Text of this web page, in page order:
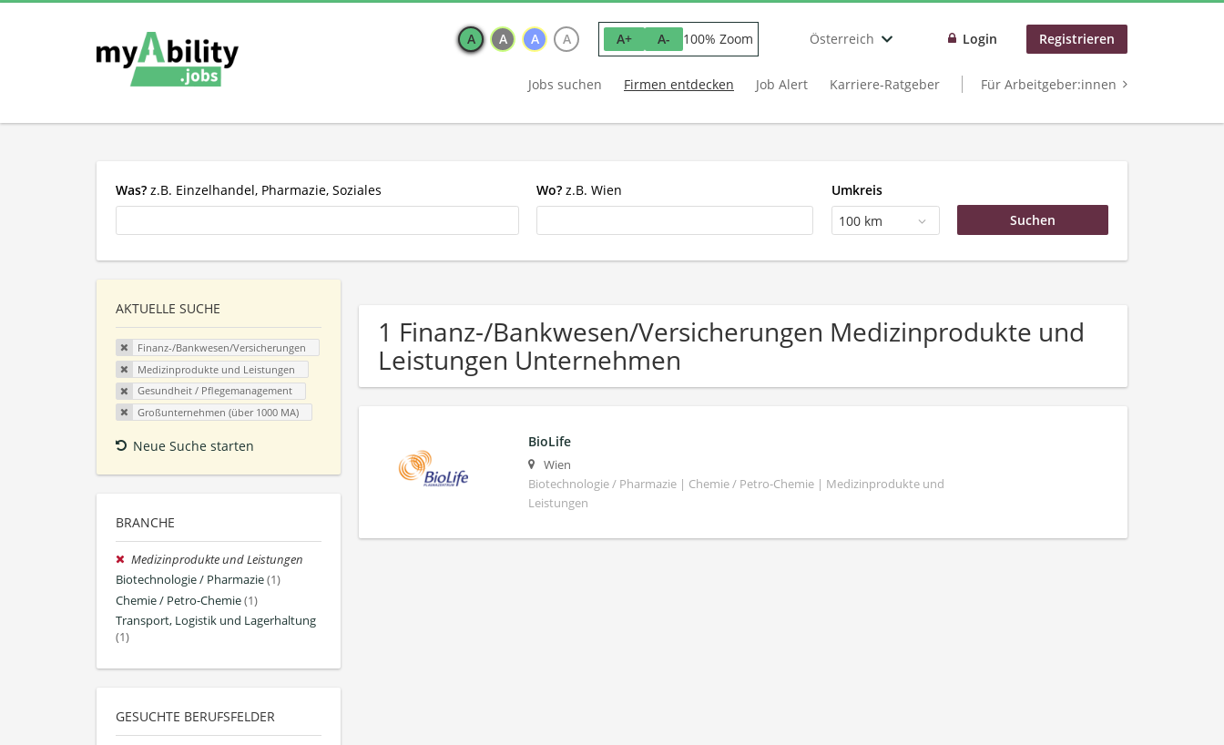
A A A A A+ A- 100% Zoom Österreich Login Registrieren
Jobs suchen Firmen entdecken Job Alert Karriere-Ratgeber Für Arbeitgeber:innen
Was? z.B. Einzelhandel, Pharmazie, Soziales Wo? z.B. Wien
Umkreis
100 km
AKTUELLE SUCHE
Finanz-/Bankwesen/Versicherungen
Medizinprodukte und Leistungen
Gesundheit / Pflegemanagement
Großunternehmen (über 1000 MA)
Neue Suche starten
BRANCHE
Medizinprodukte und Leistungen
Biotechnologie / Pharmazie(1)
Chemie / Petro-Chemie(1)
Transport, Logistik und Lagerhaltung
(1)
GESUCHTE BERUFSFELDER
1 Finanz-/Bankwesen/Versicherungen Medizinprodukte und
Leistungen Unternehmen
BioLife
Wien
Biotechnologie / Pharmazie | Chemie / Petro-Chemie | Medizinprodukte und
Leistungen